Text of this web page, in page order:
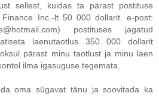
sellest, kuidas ta pärast postituse
Inc.-lt 50 000 dollarit. e-post:
postituses jagatud
laenutaotlus 350 000 dollarit
pärast minu taotlust ja minu laen
ilma igasuguse tegemata.
oma sügavat tänu ja soovitada ka